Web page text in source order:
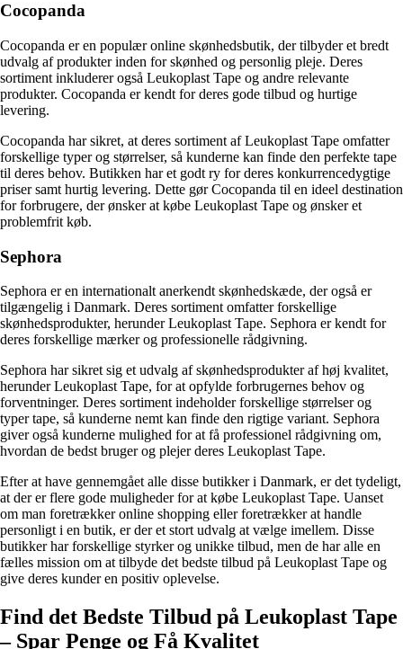
Cocopanda
Cocopanda er en populær online skønhedsbutik, der tilbyder et bredt
udvalg af produkter inden for skønhed og personlig pleje. Deres
sortiment inkluderer også Leukoplast Tape og andre relevante
produkter. Cocopanda er kendt for deres gode tilbud og hurtige
levering.
Cocopanda har sikret, at deres sortiment af Leukoplast Tape omfatter
forskellige typer og størrelser, så kunderne kan finde den perfekte tape
til deres behov. Butikken har et godt ry for deres konkurrencedygtige
priser samt hurtig levering. Dette gør Cocopanda til en ideel destination
for forbrugere, der ønsker at købe Leukoplast Tape og ønsker et
problemfrit køb.
Sephora
Sephora er en internationalt anerkendt skønhedskæde, der også er
tilgængelig i Danmark. Deres sortiment omfatter forskellige
skønhedsprodukter, herunder Leukoplast Tape. Sephora er kendt for
deres forskellige mærker og professionelle rådgivning.
Sephora har sikret sig et udvalg af skønhedsprodukter af høj kvalitet,
herunder Leukoplast Tape, for at opfylde forbrugernes behov og
forventninger. Deres sortiment indeholder forskellige størrelser og
typer tape, så kunderne nemt kan finde den rigtige variant. Sephora
giver også kunderne mulighed for at få professionel rådgivning om,
hvordan de bedst bruger og plejer deres Leukoplast Tape.
Efter at have gennemgået alle disse butikker i Danmark, er det tydeligt,
at der er flere gode muligheder for at købe Leukoplast Tape. Uanset
om man foretrækker online shopping eller foretrækker at handle
personligt i en butik, er der et stort udvalg at vælge imellem. Disse
butikker har forskellige styrker og unikke tilbud, men de har alle en
fælles mission om at tilbyde det bedste tilbud på Leukoplast Tape og
give deres kunder en positiv oplevelse.
Find det Bedste Tilbud på Leukoplast Tape
– Spar Penge og Få Kvalitet